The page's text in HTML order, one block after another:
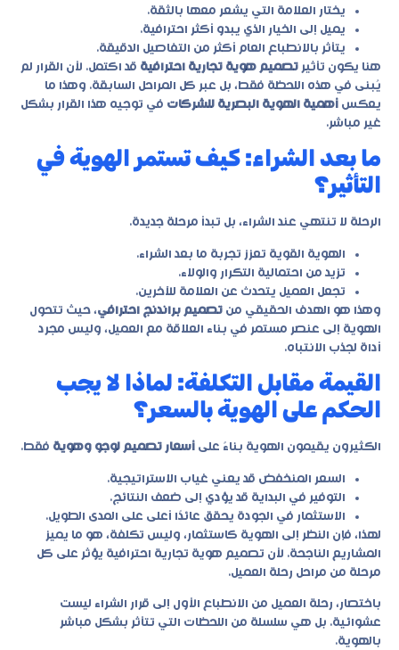
يختار العلامة التي يشعر معها بالثقة.
يميل إلى الخيار الذي يبدو أكثر احترافية.
يتأثر بالانطباع العام أكثر من التفاصيل الدقيقة.
هنا يكون تأثير تصميم هوية تجارية احترافية قد اكتمل. لأن القرار لم
يُبنى في هذه اللحظة فقط، بل عبر كل المراحل السابقة. وهذا ما
يعكس أهمية الهوية البصرية للشركات في توجيه هذا القرار بشكل
غير مباشر.
ما بعد الشراء: كيف تستمر الهوية في
التأثير؟
الرحلة لا تنتهي عند الشراء، بل تبدأ مرحلة جديدة.
الهوية القوية تعزز تجربة ما بعد الشراء.
تزيد من احتمالية التكرار والولاء.
تجعل العميل يتحدث عن العلامة للآخرين.
وهذا هو الهدف الحقيقي من تصميم براندنج احترافي، حيث تتحول
الهوية إلى عنصر مستمر في بناء العلاقة مع العميل، وليس مجرد
أداة لجذب الانتباه.
القيمة مقابل التكلفة: لماذا لا يجب
الحكم على الهوية بالسعر؟
الكثيرون يقيمون الهوية بناءً على أسعار تصميم لوجو وهوية فقط.
السعر المنخفض قد يعني غياب الاستراتيجية.
التوفير في البداية قد يؤدي إلى ضعف النتائج.
الاستثمار في الجودة يحقق عائدًا أعلى على المدى الطويل.
لهذا، فإن النظر إلى الهوية كاستثمار، وليس تكلفة، هو ما يميز
المشاريع الناجحة. لأن تصميم هوية تجارية احترافية يؤثر على كل
مرحلة من مراحل رحلة العميل.
باختصار، رحلة العميل من الانطباع الأول إلى قرار الشراء ليست
عشوائية. بل هي سلسلة من اللحظات التي تتأثر بشكل مباشر
بالهوية.